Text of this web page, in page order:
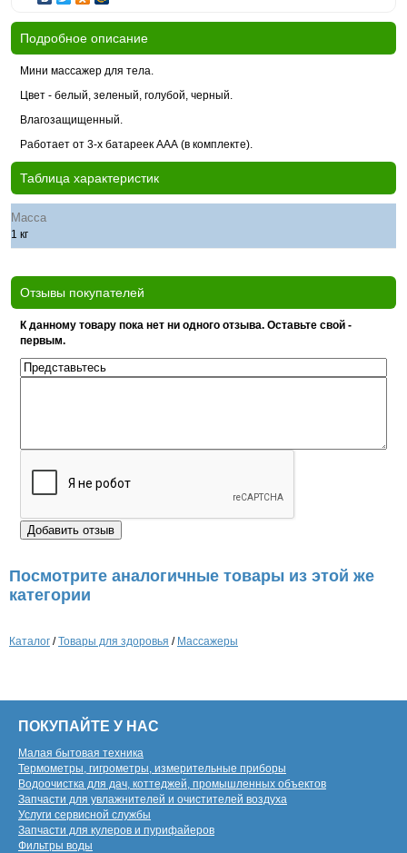
Подробное описание
Мини массажер для тела.
Цвет - белый, зеленый, голубой, черный.
Влагозащищенный.
Работает от 3-х батареек ААА (в комплекте).
Таблица характеристик
Масса
1 кг
Отзывы покупателей
К данному товару пока нет ни одного отзыва. Оставьте свой -
первым.
Посмотрите аналогичные товары из этой же
категории
Каталог /Товары для здоровья / Массажеры
ПОКУПАЙТЕ У НАС
Малая бытовая техника
Термометры, гигрометры, измерительные приборы
Водоочистка для дач, коттеджей, промышленных объектов
Запчасти для увлажнителей и очистителей воздуха
Услуги сервисной службы
Запчасти для кулеров и пурифайеров
Фильтры воды